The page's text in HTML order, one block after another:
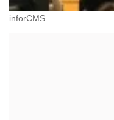
inforCMS